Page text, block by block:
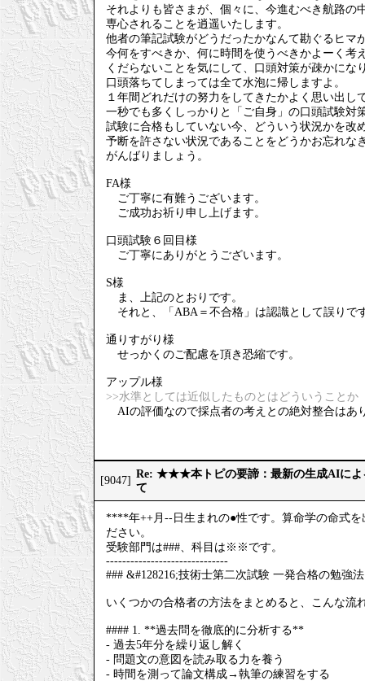
それよりも皆さまが、個々に、今進むべき航路の
専心されることを逍遥いたします。
他者の筆記試験がどうだったかなんて勘ぐるヒマ
今何をすべきか、何に時間を使うべきかよーく考
くだらないことを気にして、口頭対策が疎かにな
口頭落ちてしまっては全て水泡に帰しますよ。
１年間どれだけの努力をしてきたかよく思い出し
一秒でも多くしっかりと「ご自身」の口頭試験対
試験に合格もしていない今、どういう状況かを改
予断を許さない状況であることをどうかお忘れな
がんばりましょう。
FA様
ご丁寧に有難うございます。
ご成功お祈り申し上げます。
口頭試験６回目様
ご丁寧にありがとうございます。
S様
ま、上記のとおりです。
それと、「ABA＝不合格」は認識として誤りで
通りすがり様
せっかくのご配慮を頂き恐縮です。
アップル様
>>水準としては近似したものとはどういうことか
AIの評価なので採点者の考えとの絶対整合はあ
[9047]
Re: ★★★本トピの要諦：最新の生成AIによ
て
****年++月--日生まれの●性です。算命学の命式
ださい。
受験部門は###、科目は※※です。
------------------------------
### &#128216;技術士第二次試験 一発合格の勉強法
いくつかの合格者の方法をまとめると、こんな流
#### 1. **過去問を徹底的に分析する**
- 過去5年分を繰り返し解く
- 問題文の意図を読み取る力を養う
- 時間を測って論文構成→執筆の練習をする